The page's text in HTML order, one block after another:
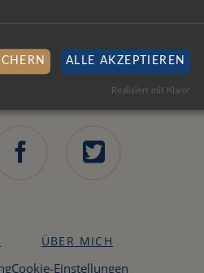
ÜBER MICH
Cookie-Einstellungen
ALLE AKZEPTIEREN
Realisiert mit Klaro!